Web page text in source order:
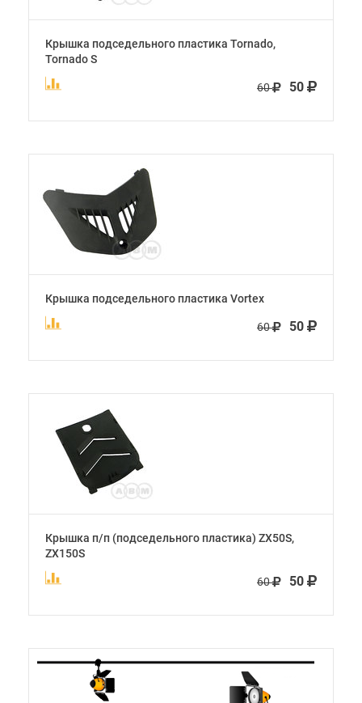
Крышка подседельного пластика Tornado,
Tornado S
60 50
Крышка подседельного пластика Vortex
60 50
Крышка п/п (подседельного пластика) ZX50S,
ZX150S
60 50